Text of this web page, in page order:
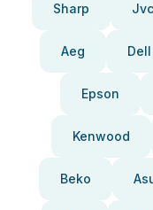
Sharp Jvc
Aeg Dell
Epson
Kenwood
Beko